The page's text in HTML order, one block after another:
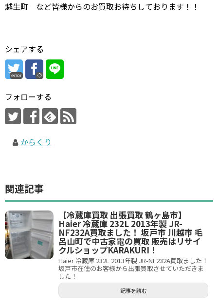
越生町 など皆様からのお買取お待ちしております！！
シェアする
error
フォローする
からくり
関連記事
【冷蔵庫買取 出張買取 鶴ヶ島市】
Haier 冷蔵庫 232L 2013年製 JR-
NF232A買取ました！ 坂戸市 川越市 毛
呂山町で中古家電の買取 販売はリサイ
クルショップKARAKURI！
Haier 冷蔵庫 232L 2013年製 JR-NF232A買取ました！
坂戸市在住のお客様から出張買取させていただきま
した！
記事を読む